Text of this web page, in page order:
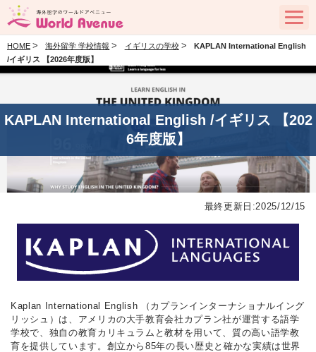
HOME > 海外留学 学校情報 > イギリスの学校 >
KAPLAN International English
/イギリス 【2026年度版】
KAPLAN International English /イギリス 【202
6年度版】
最終更新日:2025/12/15
Kaplan International English （カプランインターナショナルイング
リッシュ）は、アメリカの大手教育会社カプラン社が運営する語学
学校で、独自の教育カリキュラムと教材を用いて、質の高い語学教
育を提供しています。創立から85年の長い歴史と確かな実績は世界